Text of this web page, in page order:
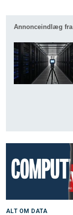
Annonceindlæg
ALT OM DATA